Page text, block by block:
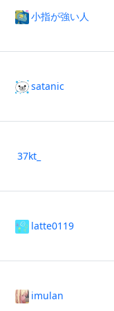
小指が強い人
satanic
37kt_
latte0119
imulan